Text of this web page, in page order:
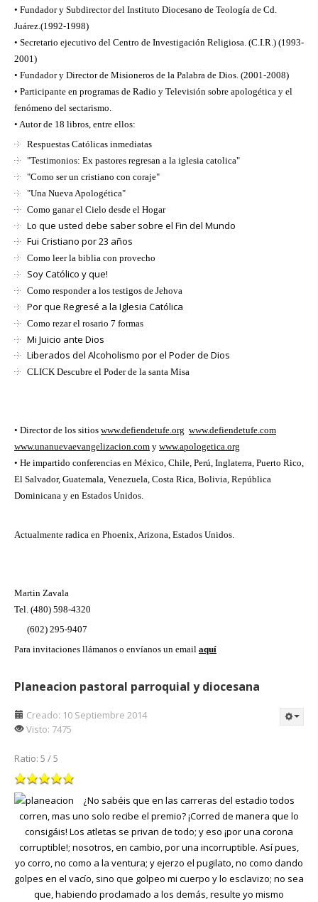
• Fundador y Subdirector del Instituto Diocesano de Teología de Cd.
Juárez.(1992-1998)
• Secretario ejecutivo del Centro de Investigación Religiosa. (C.I.R.) (1993-
2001)
• Fundador y Director de Misioneros de la Palabra de Dios. (2001-2008)
• Participante en programas de Radio y Televisión sobre apologética y el
fenómeno del sectarismo.
• Autor de 18 libros, entre ellos:
Respuestas Católicas inmediatas
"Testimonios: Ex pastores regresan a la iglesia catolica"
"Como ser un cristiano con coraje"
"Una Nueva Apologética"
Como ganar el Cielo desde el Hogar
Lo que usted debe saber sobre el Fin del Mundo
Fui Cristiano por 23 años
Como leer la biblia con provecho
Soy Católico y que!
Como responder a los testigos de Jehova
Por que Regresé a la Iglesia Católica
Como rezar el rosario 7 formas
Mi Juicio ante Dios
Liberados del Alcoholismo por el Poder de Dios
CLICK Descubre el Poder de la santa Misa
• Director de los sitios www.defiendetufe.org www.defiendetufe.com
www.unanuevaevangelizacion.com y www.apologetica.org
• He impartido conferencias en México, Chile, Perú, Inglaterra, Puerto Rico,
El Salvador, Guatemala, Venezuela, Costa Rica, Bolivia, República
Dominicana y en Estados Unidos.
Actualmente radica en Phoenix, Arizona, Estados Unidos.
Martin Zavala
Tel. (480) 598-4320
(602) 295-9407
Para invitaciones llámanos o envíanos un email aquí
Planeacion pastoral parroquial y diocesana
Creado: 10 Septiembre 2014
Visto: 7475
Ratio: 5 /5
¿No sabéis que en las carreras del estadio todos
corren, mas uno solo recibe el premio? ¡Corred de manera que lo
consigáis! Los atletas se privan de todo; y eso ¡por una corona
corruptible!; nosotros, en cambio, por una incorruptible. Así pues,
yo corro, no como a la ventura; y ejerzo el pugilato, no como dando
golpes en el vacío, sino que golpeo mi cuerpo y lo esclavizo; no sea
que, habiendo proclamado a los demás, resulte yo mismo